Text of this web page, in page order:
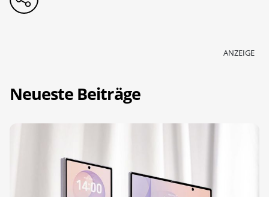
ANZEIGE
Neueste Beiträge